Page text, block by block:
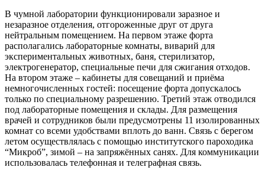
В чумной лаборатории функционировали заразное и
незаразное отделения, отгороженные друг от друга
нейтральным помещением. На первом этаже форта
располагались лабораторные комнаты, виварий для
экспериментальных животных, баня, стерилизатор,
электрогенератор, специальные печи для сжигания отходов.
На втором этаже – кабинеты для совещаний и приёма
немногочисленных гостей: посещение форта допускалось
только по специальному разрешению. Третий этаж отводился
под лабораторные помещения и склады. Для размещения
врачей и сотрудников были предусмотрены 11 изолированных
комнат со всеми удобствами вплоть до ванн. Связь с берегом
летом осуществлялась с помощью институтского пароходика
“Микроб”, зимой – на запряжённых санях. Для коммуникации
использовалась телефонная и телеграфная связь.